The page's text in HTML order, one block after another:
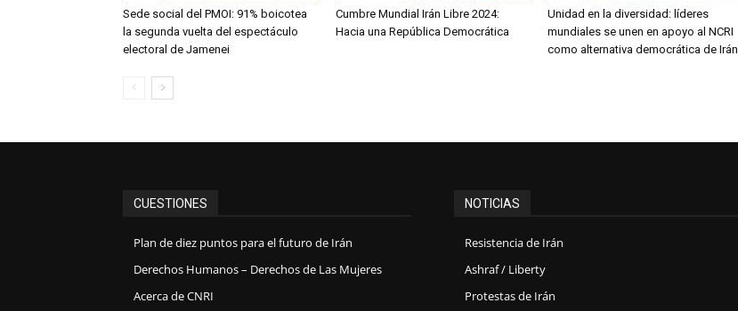
Sede social del PMOI: 91% boicotea
la segunda vuelta del espectáculo
electoral de Jamenei
Cumbre Mundial Irán Libre 2024:
Hacia una República Democrática
Unidad en la diversidad: líderes
mundiales se unen en apoyo al NCRI
como alternativa democrática de Irán
CUESTIONES
Plan de diez puntos para el futuro de Irán
Derechos Humanos – Derechos de Las Mujeres
Acerca de CNRI
NOTICIAS
Resistencia de Irán
Ashraf / Liberty
Protestas de Irán